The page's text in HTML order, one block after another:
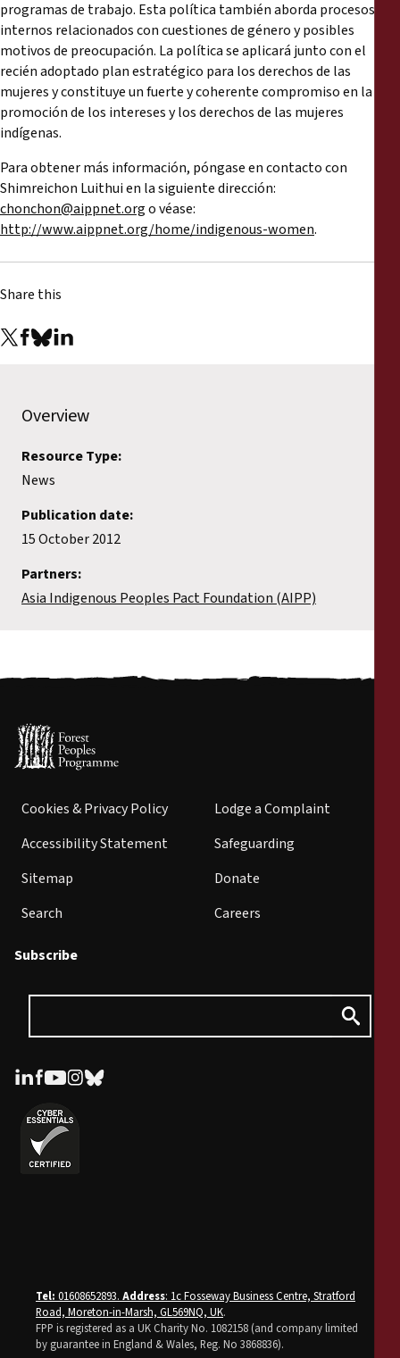
Declarations
Annual Reports
programas de trabajo. Esta política también aborda procesos
internos relacionados con cuestiones de género y posibles
motivos de preocupación. La política se aplicará junto con el
recién adoptado plan estratégico para los derechos de las
mujeres y constituye un fuerte y coherente compromiso en la
promoción de los intereses y los derechos de las mujeres
indígenas.
Para obtener más información, póngase en contacto con
Shimreichon Luithui en la siguiente dirección:
chonchon@aippnet.orgo véase:
http://www.aippnet.org/home/indigenous-women.
Share this
Overview
Resource Type:
News
Publication date:
15 October 2012
Partners:
Asia Indigenous Peoples Pact Foundation (AIPP)
Cookies & Privacy Policy
Accessibility Statement
Sitemap
Search
Lodge a Complaint
Safeguarding
Donate
Careers
Subscribe
Tel: 01608652893. Address: 1c Fosseway Business Centre, Stratford
Road, Moreton-in-Marsh, GL569NQ, UK.
FPP is registered as a UK Charity No. 1082158 (and company limited
by guarantee in England & Wales, Reg. No 3868836).